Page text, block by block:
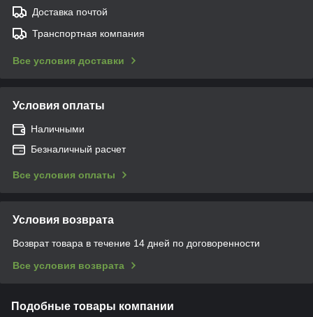
Доставка почтой
Транспортная компания
Все условия доставки
Условия оплаты
Наличными
Безналичный расчет
Все условия оплаты
Условия возврата
Возврат товара в течение 14 дней по договоренности
Все условия возврата
Подобные товары компании